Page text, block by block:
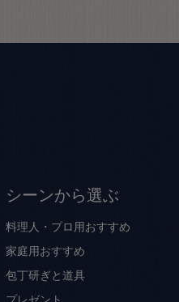
シーンから選ぶ
料理人・プロ用おすすめ
家庭用おすすめ
包丁研ぎと道具
プレゼント